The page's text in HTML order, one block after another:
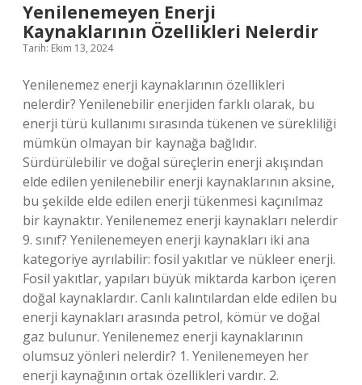
Yenilenemeyen Enerji
Kaynaklarının Özellikleri Nelerdir
Tarih: Ekim 13, 2024
Yenilenemez enerji kaynaklarının özellikleri
nelerdir? Yenilenebilir enerjiden farklı olarak, bu
enerji türü kullanımı sırasında tükenen ve sürekliliği
mümkün olmayan bir kaynağa bağlıdır.
Sürdürülebilir ve doğal süreçlerin enerji akışından
elde edilen yenilenebilir enerji kaynaklarının aksine,
bu şekilde elde edilen enerji tükenmesi kaçınılmaz
bir kaynaktır. Yenilenemez enerji kaynakları nelerdir
9. sınıf? Yenilenemeyen enerji kaynakları iki ana
kategoriye ayrılabilir: fosil yakıtlar ve nükleer enerji.
Fosil yakıtlar, yapıları büyük miktarda karbon içeren
doğal kaynaklardır. Canlı kalıntılardan elde edilen bu
enerji kaynakları arasında petrol, kömür ve doğal
gaz bulunur. Yenilenemez enerji kaynaklarının
olumsuz yönleri nelerdir? 1. Yenilenemeyen her
enerji kaynağının ortak özellikleri vardır. 2.